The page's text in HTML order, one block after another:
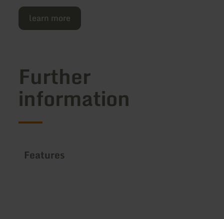
learn more
Further
information
Features